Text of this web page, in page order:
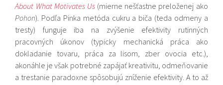
About What Motivates Us (mierne nešťastne preloženej ako
Pohon). Podľa Pinka metóda cukru a biča (teda odmeny a
tresty) funguje iba na zvýšenie efektivity rutinných
pracovných úkonov (typicky mechanická práca ako
dokladanie tovaru, práca za lisom, zber ovocia etc.),
akonáhle je však potrebné zapájať kreativitu, odmeňovanie
a trestanie paradoxne spôsobujú zníženie efektivity. A to až